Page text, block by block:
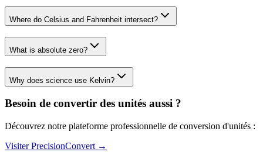
Where do Celsius and Fahrenheit intersect?
What is absolute zero?
Why does science use Kelvin?
Besoin de convertir des unités aussi ?
Découvrez notre plateforme professionnelle de conversion d'unités :
Visiter PrecisionConvert →